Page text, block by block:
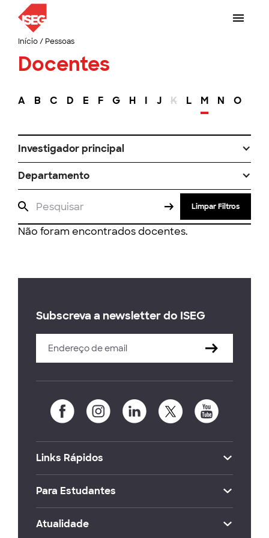
Início/ Pessoas
Docentes
A B C D E F G H I J K L M N O
Investigador principal
Departamento
Limpar Filtros
Não foram encontrados docentes.
Subscreva a newsletter do ISEG
Links Rápidos
Para Estudantes
Atualidade